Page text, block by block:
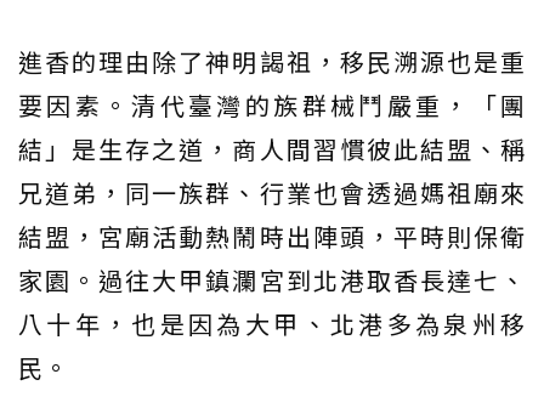
進香的理由除了神明謁祖，移民溯源也是重
要因素。清代臺灣的族群械鬥嚴重，「團
結」是生存之道，商人間習慣彼此結盟、稱
兄道弟，同一族群、行業也會透過媽祖廟來
結盟，宮廟活動熱鬧時出陣頭，平時則保衛
家園。過往大甲鎮瀾宮到北港取香長達七、
八十年，也是因為大甲、北港多為泉州移
民。